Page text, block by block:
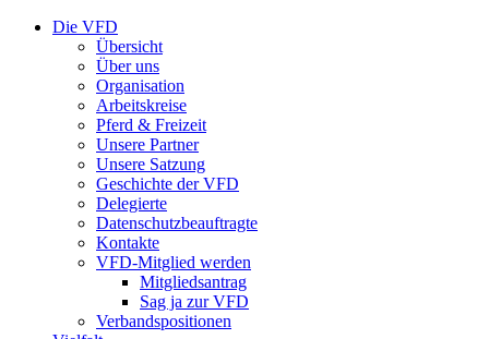
Die VFD
Übersicht
Über uns
Organisation
Arbeitskreise
Pferd & Freizeit
Unsere Partner
Unsere Satzung
Geschichte der VFD
Delegierte
Datenschutzbeauftragte
Kontakte
VFD-Mitglied werden
Mitgliedsantrag
Sag ja zur VFD
Verbandspositionen